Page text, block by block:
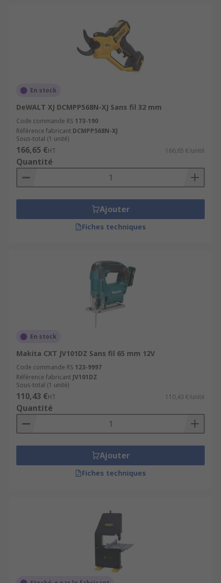
En stock
DeWALT XJ DCMPP568N-XJ Sans fil 32 mm
Code commande RS 173-190
Référence fabricant DCMPP568N-XJ
Sous-total (1 unité)
166,65 €HT 166,65 €/unité
Quantité
Ajouter
Fiches techniques
En stock
Makita CXT JV101DZ Sans fil 65 mm 12V
Code commande RS 123-9997
Référence fabricant JV101DZ
Sous-total (1 unité)
110,43 €HT 110,43 €/unité
Quantité
Ajouter
Fiches techniques